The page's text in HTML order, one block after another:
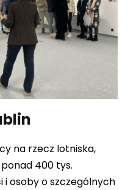
na rzecz lotniska,
400 tys.
i osoby o szczególnych